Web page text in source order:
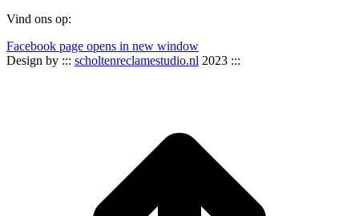
Vind ons op:
Facebook page opens in new window
Design by ::: scholtenreclamestudio.nl 2023 :::